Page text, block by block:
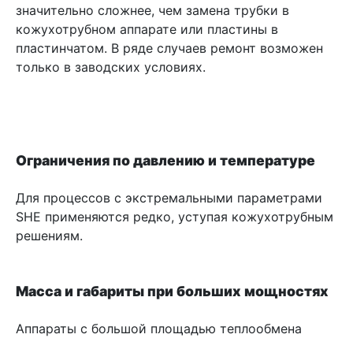
значительно сложнее, чем замена трубки в
кожухотрубном аппарате или пластины в
пластинчатом. В ряде случаев ремонт возможен
только в заводских условиях.
Ограничения по давлению и температуре
Для процессов с экстремальными параметрами
SHE применяются редко, уступая кожухотрубным
решениям.
Масса и габариты при больших мощностях
Аппараты с большой площадью теплообмена